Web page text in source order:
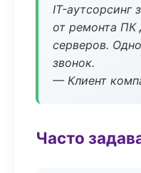
IT-аутсорсинг
от ремонта ПК
серверов.
звонок.
— Клиент
Часто